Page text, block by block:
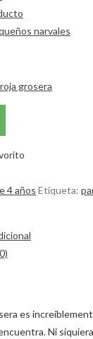
4 años Etiqueta:
es
Ni